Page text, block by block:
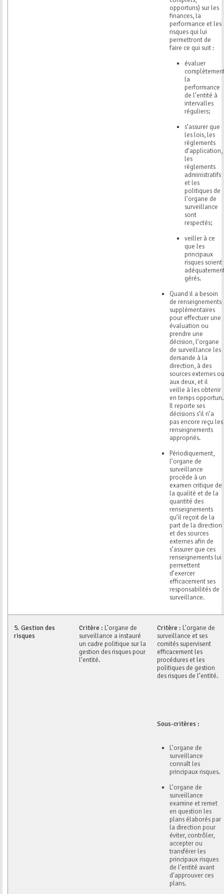
opportuns) sur les
finances, la
performance et les
risques qui lui
permettront de
faire ce qui suit :
évaluer
la
performance
de l’entité à
intervalles
réguliers;
s’assurer que
les lois, les
règlements
d’application,
les
règlements
administratifs
et les
politiques de
l’organe de
surveillance
sont
respectés;
veiller à ce
que les
principaux
risques soient
gérés.
Quand il a besoin
de renseignements
supplémentaires
pour effectuer une
évaluation ou
prendre une
décision, l’organe
de surveillance les
demande à la
direction, à des
sources externes ou
aux deux, et il
veille à les obtenir
en temps opportun.
Il reporte ses
décisions s’il n’a
pas encore reçu les
renseignements
appropriés.
Périodiquement,
l’organe de
surveillance
procède à un
examen critique de
la qualité et de la
quantité des
renseignements
qu’il reçoit de la
part de la direction
et des sources
externes afin de
s’assurer que ces
renseignements lui
permettent
d’exercer
efficacement ses
responsabilités de
surveillance.
5. Gestion des
risques
Critère : L’organe de
surveillance a instauré
un cadre politique sur la
gestion des risques pour
l’entité.
Critère : L’organe de
surveillance et ses
comités supervisent
efficacement les
procédures et les
politiques de gestion
des risques de l’entité.
Sous-critères :
L’organe de
surveillance
connaît les
principaux risques.
L’organe de
surveillance
examine et remet
en question les
plans élaborés par
la direction pour
éviter, contrôler,
accepter ou
transférer les
principaux risques
de l’entité avant
d'approuver ces
plans.